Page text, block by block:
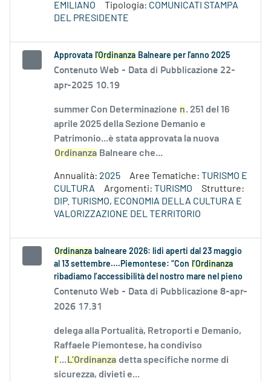
EMILIANO
Tipologia: COMUNICATI STAMPA
DEL PRESIDENTE
Approvata l'Ordinanza Balneare per l'anno 2025
Contenuto Web - Data di Pubblicazione 22-
apr-2025 10.19
summer Con Determinazione n. 251 del 16
aprile 2025 della Sezione Demanio e
Patrimonio...è stata approvata la nuova
Ordinanza Balneare che...
Annualità: 2025 Aree Tematiche: TURISMO E
CULTURA
Argomenti: TURISMO
Strutture:
DIP. TURISMO, ECONOMIA DELLA CULTURA E
VALORIZZAZIONE DEL TERRITORIO
Ordinanza balneare 2026: lidi aperti dal 23 maggio
al 13 settembre....Piemontese: “Con l’Ordinanza
ribadiamo l’accessibilità del nostro mare nel pieno
Contenuto Web - Data di Pubblicazione 8-apr-
2026 17.31
delega alla Portualità, Retroporti e Demanio,
Raffaele Piemontese, ha condiviso
l’... L’Ordinanza detta specifiche norme di
sicurezza, divieti e...